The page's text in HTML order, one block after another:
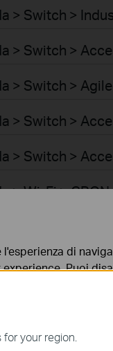
> Switch >
> Switch >
> Switch > Agile
> Switch >
> Switch >
> Wi-Fi > GPON
> Switch >
> Switch >
> Router >
your region.
di
Puoi
consulta la
funzionamento del